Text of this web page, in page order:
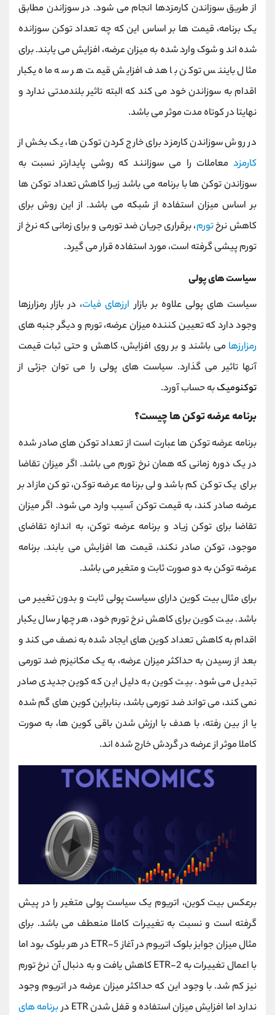
از طریق سوزاندن کارمزدها انجام می شود. در سوزاندن مطابق
یک برنامه، قیمت ها بر اساس این که چه تعداد توکن سوزانده
شده اند و شوک وارد شده به میزان عرضه، افزایش می یابند. برای
مثال بایننس توکن با هدف افزایش قیمت هر سه ماه یکبار
اقدام به سوزاندن خود می کند که البته تاثیر بلندمدتی ندارد و
نهایتا در کوتاه مدت موثر می باشد.
در روش سوزاندن کارمزد برای خارج کردن توکن ها، یک بخش از
کارمزد معاملات را می سوزانند که روشی پایدارتر نسبت به
سوزاندن توکن ها با برنامه می باشد زیرا کاهش تعداد توکن ها
بر اساس میزان استفاده از شبکه می باشد. از این روش برای
کاهش نرختورم، برقراری جریان ضد تورمی و برای زمانی که نرخ از
تورم پیشی گرفته است، مورد استفاده قرار می گیرد.
سیاست های پولی
سیاست های پولی علاوه بر بازار ارزهای فیات، در بازار رمزارزها
وجود دارد که تعیین کننده میزان عرضه، تورم و دیگر جنبه های
رمزارزها می باشند و بر روی افزایش، کاهش و حتی ثبات قیمت
آنها تاثیر می گذارد. سیاست های پولی را می توان جزئی از
توکنومیکبه حساب آورد.
برنامه عرضه توکن ها چیست؟
برنامه عرضه توکن ها عبارت است از تعداد توکن های صادر شده
در یک دوره زمانی که همان نرخ تورم می باشد. اگر میزان تقاضا
برای یک توکن کم باشد ولی برنامه عرضه توکن، توکن مازاد بر
عرضه صادر کند، به قیمت توکن آسیب وارد می شود. اگر میزان
تقاضا برای توکن زیاد و برنامه عرضه توکن، به اندازه تقاضای
موجود، توکن صادر نکند، قیمت ها افزایش می یابند. برنامه
عرضه توکن به دو صورت ثابت و متغیر می باشد.
برای مثال بیت کوین دارای سیاست پولی ثابت و بدون تغییر می
باشد. بیت کوین برای کاهش نرخ تورم خود، هر چهار سال یکبار
اقدام به کاهش تعداد کوین های ایجاد شده به نصف می کند و
بعد از رسیدن به حداکثر میزان عرضه، به یک مکانیزم ضد تورمی
تبدیل می شود. بیت کوین به دلیل این که کوین جدیدی صادر
نمی کند، می تواند ضد تورمی باشد، بنابراین کوین های گم شده
یا از بین رفته، با هدف با ارزش شدن باقی کوین ها، به صورت
کاملا موثر از عرضه در گردش خارج شده اند.
برعکس بیت کوین، اتریوم یک سیاست پولی متغیر را در پیش
گرفته است و نسبت به تغییرات کاملا منعطف می باشد. برای
مثال میزان جوایز بلوک اتریوم در آغاز 5-ETR در هر بلوک بود اما
با اعمال تغییرات به 2-ETR کاهش یافت و به دنبال آن نرخ تورم
نیز کم شد. با وجود این که حداکثر میزان عرضه در اتریوم وجود
ندارد اما افزایش میزان استفاده و قفل شدن ETR در
برنامه های